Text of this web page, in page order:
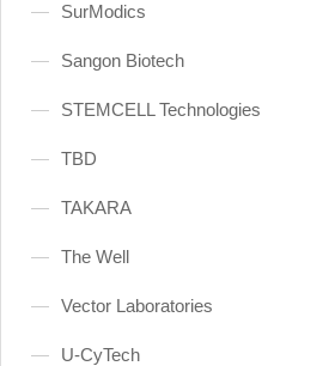
SurModics
Sangon Biotech
STEMCELL Technologies
TBD
TAKARA
The Well
Vector Laboratories
U-CyTech